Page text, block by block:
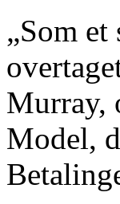
„Som
Murray,
Model,